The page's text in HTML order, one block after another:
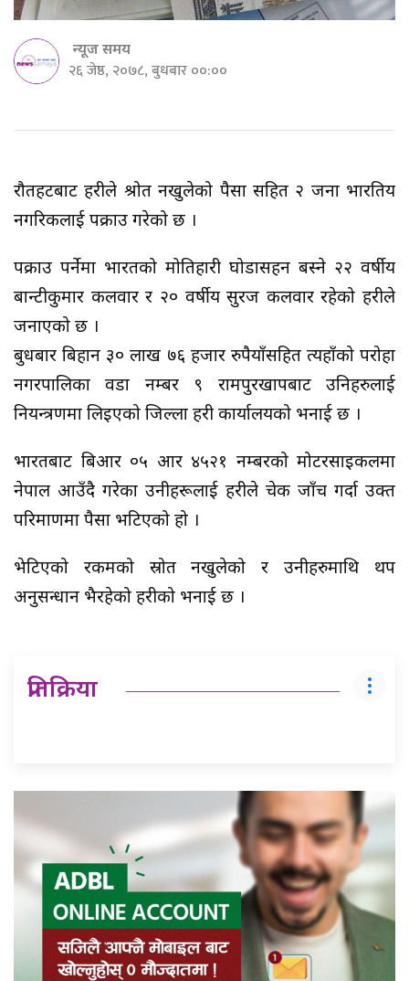
न्यूज समय
२६ जेष्ठ, २०७८, बुधबार ००:००
रौतहटबाट प्रहरीले श्रोत नखुलेको पैसा सहित २ जना भारतिय
नगरिकलाई पक्राउ गरेको छ ।
पक्राउ पर्नेमा भारतको मोतिहारी घोडासहन बस्ने २२ वर्षीय
बान्टीकुमार कलवार र २० वर्षीय सुरज कलवार रहेको प्रहरीले
जनाएको छ ।
बुधबार बिहान ३० लाख ७६ हजार रुपैयाँसहित त्यहाँको परोहा
नगरपालिका वडा नम्बर ९ रामपुरखापबाट उनिहरुलाई
नियन्त्रणमा लिइएको जिल्ला प्रहरी कार्यालयको भनाई छ ।
भारतबाट बिआर ०५ आर ४५२१ नम्बरको मोटरसाइकलमा
नेपाल आउँदै गरेका उनीहरूलाई प्रहरीले चेक जाँच गर्दा उक्त
परिमाणमा पैसा भटिएको हो ।
भेटिएको रकमको स्रोत नखुलेको र उनीहरुमाथि थप
अनुसन्धान भैरहेको प्रहरीको भनाई छ ।
प्रतिक्रिया